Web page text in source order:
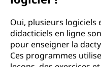
Oui, plusieurs logiciels
didacticiels en ligne
pour enseigner la
Ces programmes